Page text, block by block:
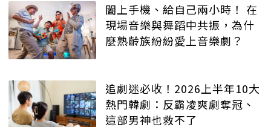
闔上手機、給自己兩小時！ 在
現場音樂與舞蹈中共振，為什
麼熟齡族紛紛愛上音樂劇？
追劇迷必收！2026上半年10大
熱門韓劇：反霸凌爽劇奪冠、
這部男神也救不了